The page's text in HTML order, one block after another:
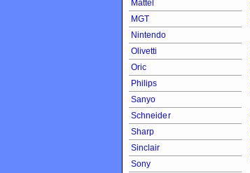
Mattel
MGT
Nintendo
Olivetti
Oric
Philips
Sanyo
Schneider
Sharp
Sinclair
Sony